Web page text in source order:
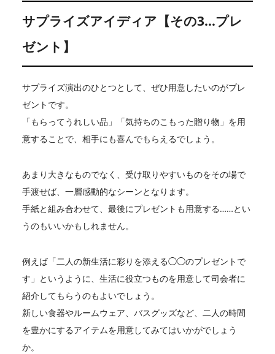
サプライズアイディア【その3…プレ
ゼント】
サプライズ演出のひとつとして、ぜひ用意したいのがプレ
ゼントです。
「もらってうれしい品」「気持ちのこもった贈り物」を用
意することで、相手にも喜んでもらえるでしょう。
あまり大きなものでなく、受け取りやすいものをその場で
手渡せば、一層感動的なシーンとなります。
手紙と組み合わせて、最後にプレゼントも用意する……とい
うのもいいかもしれません。
例えば「二人の新生活に彩りを添える◯◯のプレゼントで
す」というように、生活に役立つものを用意して司会者に
紹介してもらうのもよいでしょう。
新しい食器やルームウェア、バスグッズなど、二人の時間
を豊かにするアイテムを用意してみてはいかがでしょう
か。